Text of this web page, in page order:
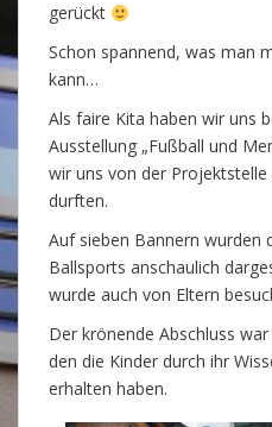
gerückt
Schon spannend, was man
kann…
Als faire Kita haben wir uns
Ausstellung „Fußball und
wir uns von der Projektstelle
durften.
Auf sieben Bannern wurden
Ballsports anschaulich
wurde auch von Eltern
Der krönende Abschluss
den die Kinder durch ihr
erhalten haben.